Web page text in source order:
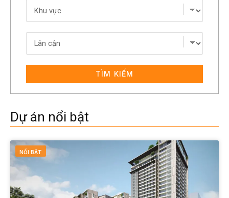
TÌM KIẾM
Dự án nổi bật
NỔI BẬT